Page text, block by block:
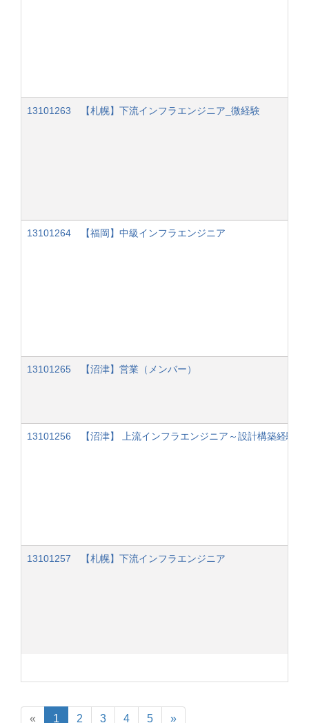
13101263 【札幌】下流インフラエンジニア_微経験
13101264 【福岡】中級インフラエンジニア
13101265 【沼津】営業（メンバー）
13101256 【沼津】 上流インフラエンジニア～設計構築経験者
13101257 【札幌】下流インフラエンジニア
« 1 2 3 4 5 »